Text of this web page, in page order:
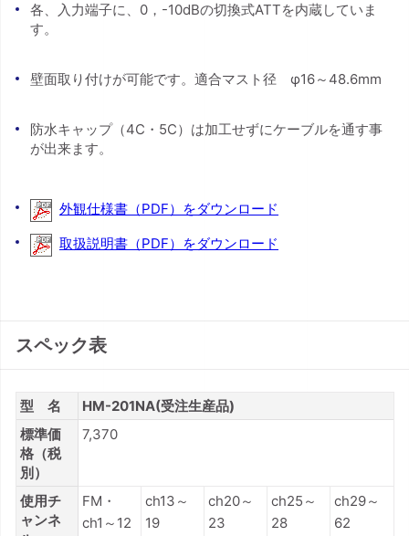
各、入力端子に、0，-10dBの切換式ATTを内蔵していま
す。
壁面取り付けが可能です。適合マスト径 φ16～48.6mm
防水キャップ（4C・5C）は加工せずにケーブルを通す事
が出来ます。
外観仕様書（PDF）をダウンロード
取扱説明書（PDF）をダウンロード
スペック表
型 名
HM-201NA(受注生産品)
標準価
格（税
別）
7,370
使用チ
ャンネ
FM・
ch1～12
ch13～
19
ch20～
23
ch25～
28
ch29～
62